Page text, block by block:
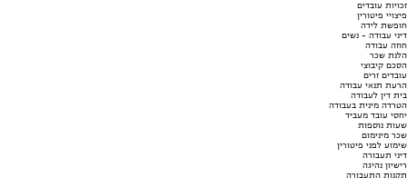
זכויות עובדים
פיצויי פיטורין
חופשת לידה
דיני עבודה - נשים
חוזה עבודה
הלנת שכר
הסכם קיבוצי
עובדים זרים
הרעת תנאי עבודה
בית דין לעבודה
הטרדה מינית בעבודה
יחסי עובד מעביד
שעות נוספות
שכר מינימום
שימוע לפני פיטורין
דיני תעבורה
רישיון נהיגה
תקנות התעבורה